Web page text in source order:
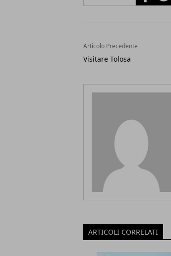
Articolo Precedente
Visitare Tolosa
ARTICOLI CORRELATI